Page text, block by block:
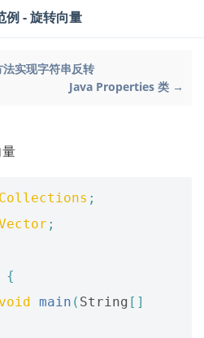
实现字符串反转
Java Properties 类 →
例 - 旋转向量
;
;
{
void main ( String []